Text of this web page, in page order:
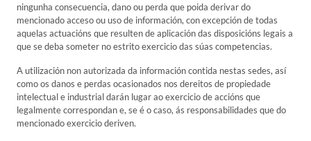
ningunha consecuencia, dano ou perda que poida derivar do
mencionado acceso ou uso de información, con excepción de todas
aquelas actuacións que resulten de aplicación das disposicións legais a
que se deba someter no estrito exercicio das súas competencias.
A utilización non autorizada da información contida nestas sedes, así
como os danos e perdas ocasionados nos dereitos de propiedade
intelectual e industrial darán lugar ao exercicio de accións que
legalmente correspondan e, se é o caso, ás responsabilidades que do
mencionado exercicio deriven.